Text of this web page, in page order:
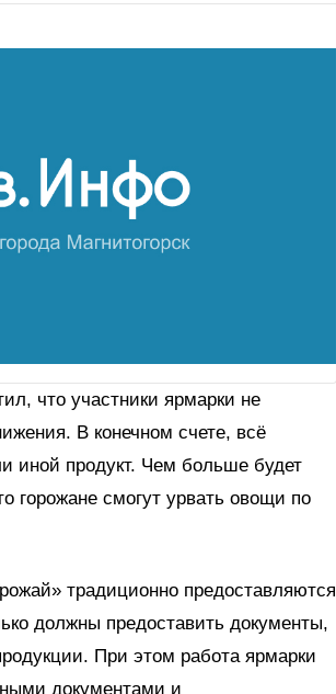
что участники ярмарки не
В конечном счете, всё
иной продукт. Чем больше будет
горожане смогут урвать овощи по
традиционно предоставляются
должны предоставить документы,
При этом работа ярмарки
документами и